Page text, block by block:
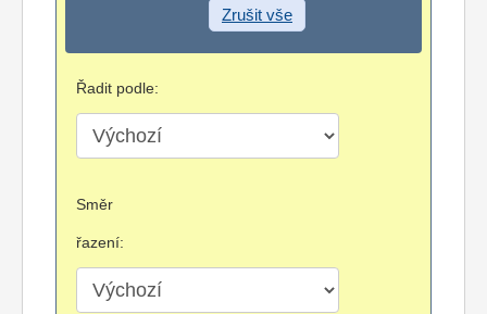
Zrušit vše
Řadit podle:
Směr
řazení: